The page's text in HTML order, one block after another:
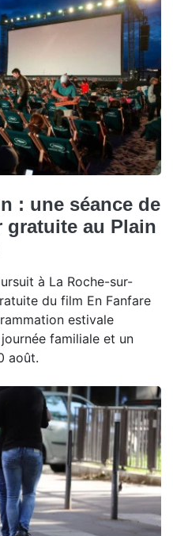
: une séance de
gratuite au Plain
à La Roche-sur-
du film En Fanfare
estivale
familiale et un
août.